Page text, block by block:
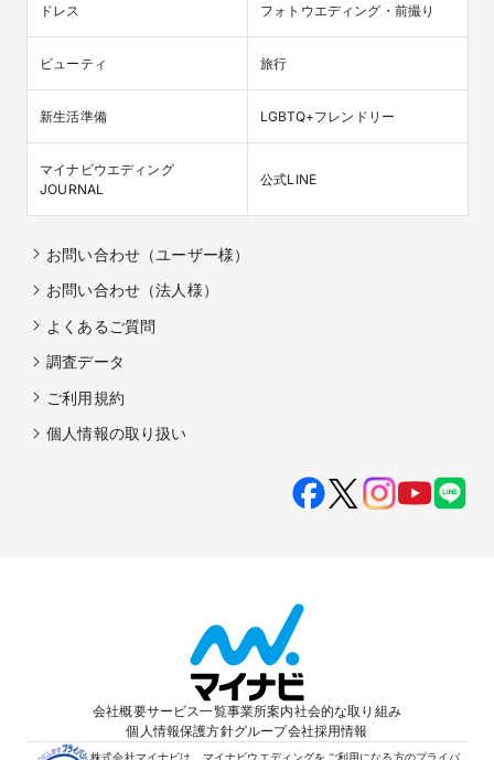
ドレス フォトウエディング・前撮り
ビューティ 旅行
新生活準備 LGBTQ+フレンドリー
マイナビウエディング
JOURNAL
公式LINE
お問い合わせ（ユーザー様）
お問い合わせ（法人様）
よくあるご質問
調査データ
ご利用規約
個人情報の取り扱い
会社概要サービス一覧事業所案内社会的な取り組み
個人情報保護方針グループ会社採用情報
株式会社マイナビは、マイナビウエディングをご利用になる方のプライバ